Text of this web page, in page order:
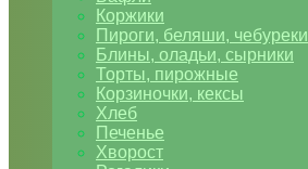
Коржики
Пироги, беляши, чебуреки
Блины, оладьи, сырники
Торты, пирожные
Корзиночки, кексы
Хлеб
Печенье
Хворост